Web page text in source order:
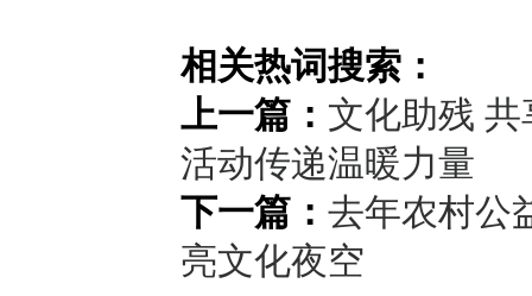
相关热词搜索：
上一篇： 文化助残
活动传递温暖力量
下一篇： 去年农村公
亮文化夜空